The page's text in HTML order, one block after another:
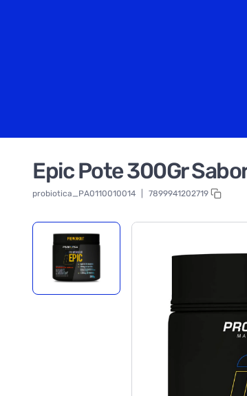
Epic Pote 300Gr
probiotica_PA0110010014 7899941202719